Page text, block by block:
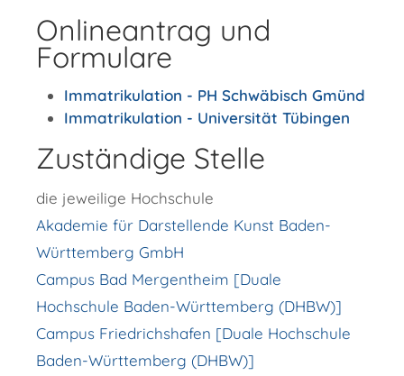
Onlineantrag und
Formulare
Immatrikulation - PH Schwäbisch Gmünd
Immatrikulation - Universität Tübingen
Zuständige Stelle
die jeweilige Hochschule
Akademie für Darstellende Kunst Baden-
Württemberg GmbH
Campus Bad Mergentheim [Duale
Hochschule Baden-Württemberg (DHBW)]
Campus Friedrichshafen [Duale Hochschule
Baden-Württemberg (DHBW)]